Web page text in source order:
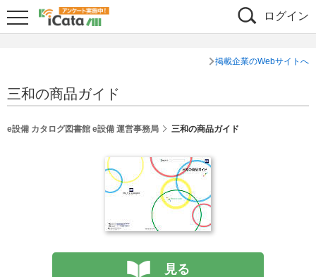
ログイン
掲載企業のWebサイトへ
三和の商品ガイド
e設備 カタログ図書館 e設備 運営事務局 三和の商品ガイド
見る